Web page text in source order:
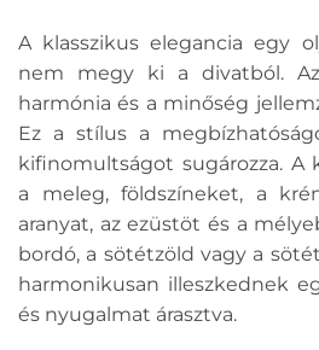
A klasszikus elegancia egy
nem megy ki a divatból.
harmónia és a minőség
Ez a stílus a
kifinomultságot sugározza. A
a meleg, földszíneket, a
aranyat, az ezüstöt és a
bordó, a sötétzöld vagy a
harmonikusan illeszkednek
és nyugalmat árasztva.